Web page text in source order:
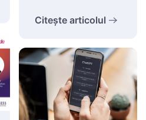
Citește articolul